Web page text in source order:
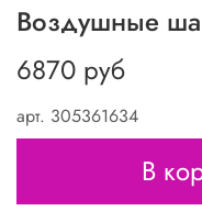
арт. 305361634
Воздушные
6870 руб
В